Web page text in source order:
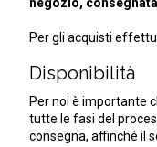
Per gli acquisti
Disponibilità
Per noi è importante
tutte le fasi del
consegna, affinché il